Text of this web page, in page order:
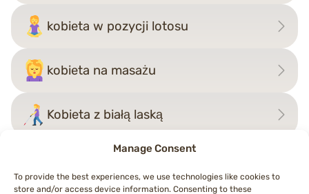
Manage Consent
To provide the best experiences, we use technologies like cookies to
store and/or access device information. Consenting to these
kobieta w pozycji lotosu
kobieta na masażu
Kobieta z białą laską
Nawigacja
←osoba wspinająca mężczyzna w pozycji lotosu